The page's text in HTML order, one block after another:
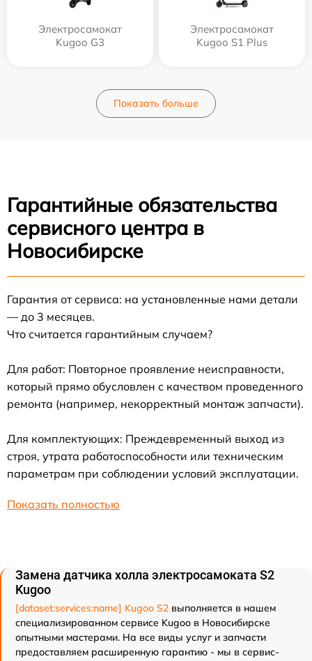
Электросамокат
Kugoo G3
Электросамокат
Kugoo S1 Plus
Показать больше
Гарантийные обязательства
сервисного центра в
Новосибирске
Гарантия от сервиса: на установленные нами детали
— до 3 месяцев.
Что считается гарантийным случаем?
Для работ: Повторное проявление неисправности,
который прямо обусловлен с качеством проведенного
ремонта (например, некорректный монтаж запчасти).
Для комплектующих: Преждевременный выход из
строя, утрата работоспособности или техническим
параметрам при соблюдении условий эксплуатации.
Показать полностью
Замена датчика холла электросамоката S2
Kugoo
[dataset:services:name] Kugoo S2 выполняется в нашем
специализированном сервисе Kugoo в Новосибирске
опытными мастерами. На все виды услуг и запчасти
предоставляем расширенную гарантию - мы в сервис-